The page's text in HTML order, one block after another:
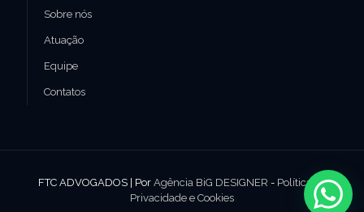
Sobre nós
Atuação
Equipe
Contatos
FTC ADVOGADOS | Por Agência BiG DESIGNER - Política de
Privacidade e Cookies